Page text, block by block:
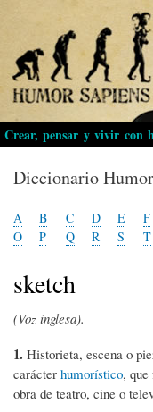
Crear, pensar y vivir con
Diccionario
A B C D E F
O
P Q R S T
sketch
(Voz inglesa).
1. Historieta, escena o
carácter humorístico,
obra de teatro, cine o